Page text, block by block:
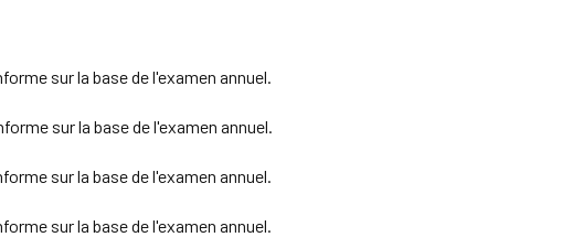
sur la base de l'examen annuel.
sur la base de l'examen annuel.
sur la base de l'examen annuel.
sur la base de l'examen annuel.